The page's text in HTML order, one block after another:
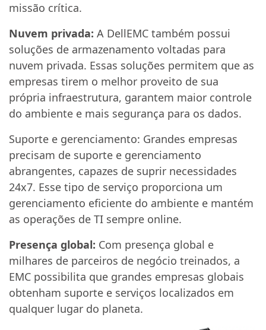
missão crítica.
Nuvem privada: A DellEMC também possui
soluções de armazenamento voltadas para
nuvem privada. Essas soluções permitem que as
empresas tirem o melhor proveito de sua
própria infraestrutura, garantem maior controle
do ambiente e mais segurança para os dados.
Suporte e gerenciamento: Grandes empresas
precisam de suporte e gerenciamento
abrangentes, capazes de suprir necessidades
24x7. Esse tipo de serviço proporciona um
gerenciamento eficiente do ambiente e mantém
as operações de TI sempre online.
Presença global: Com presença global e
milhares de parceiros de negócio treinados, a
EMC possibilita que grandes empresas globais
obtenham suporte e serviços localizados em
qualquer lugar do planeta.